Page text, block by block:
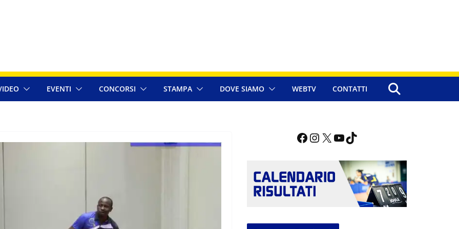
EVENTI CONCORSI STAMPA DOVE SIAMO WEBTV CONTATTI
Facebook InstagramX YouTube TikTok